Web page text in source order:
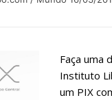
Faça uma
Instituto
um PIX